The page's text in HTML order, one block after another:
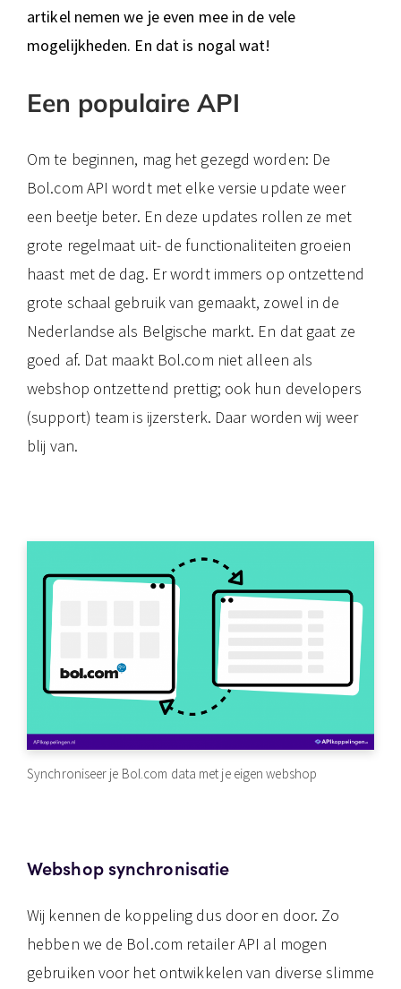
artikel nemen we je even mee in de vele
mogelijkheden. En dat is nogal wat!
Een populaire API
Om te beginnen, mag het gezegd worden: De
Bol.com API wordt met elke versie update weer
een beetje beter. En deze updates rollen ze met
grote regelmaat uit- de functionaliteiten groeien
haast met de dag. Er wordt immers op ontzettend
grote schaal gebruik van gemaakt, zowel in de
Nederlandse als Belgische markt. En dat gaat ze
goed af. Dat maakt Bol.com niet alleen als
webshop ontzettend prettig; ook hun developers
(support) team is ijzersterk. Daar worden wij weer
blij van.
Synchroniseer je Bol.com data met je eigen webshop
Webshop synchronisatie
Wij kennen de koppeling dus door en door. Zo
hebben we de Bol.com retailer API al mogen
gebruiken voor het ontwikkelen van diverse slimme